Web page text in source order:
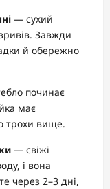
— сухий
Завжди
й обережно
починає
має
трохи вище.
— свіжі
і вона
через 2–3 дні,